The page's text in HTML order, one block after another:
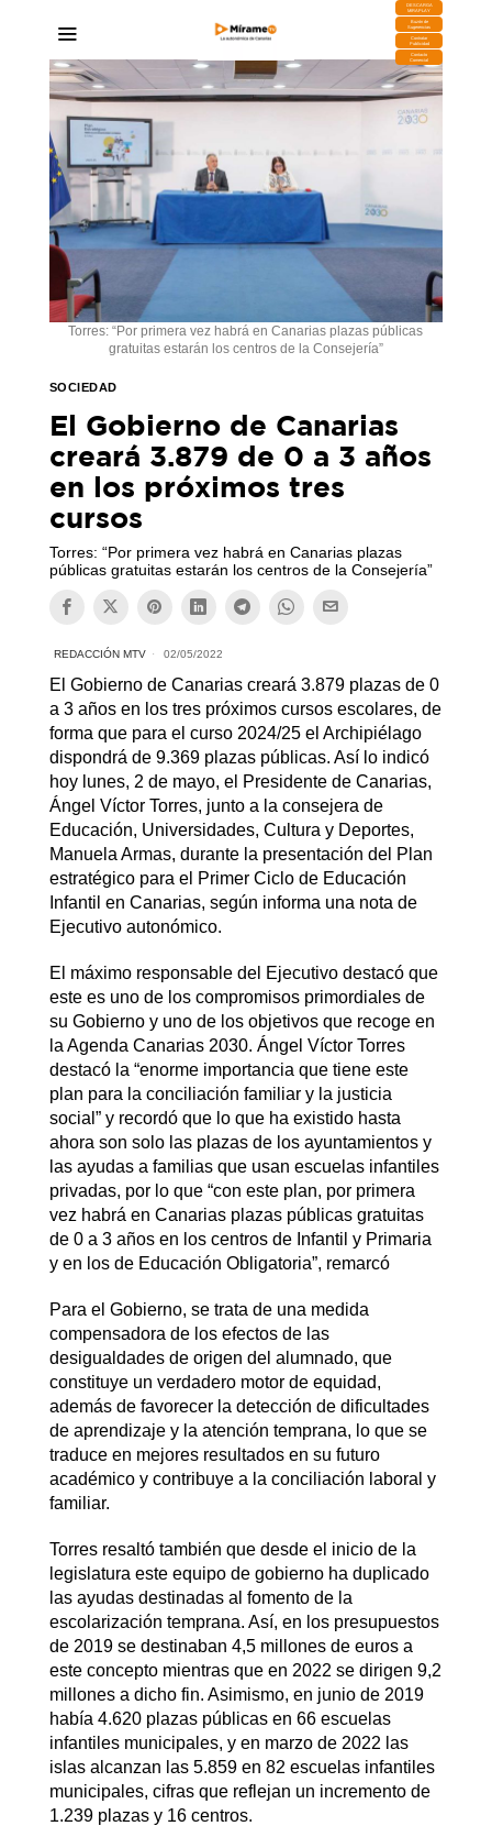
DESCARGA
MIRAPLAY
Buzón de
Sugerencias
Contratar
Publicidad
Contacto
Comercial
Torres: “Por primera vez habrá en Canarias plazas públicas
gratuitas estarán los centros de la Consejería”
SOCIEDAD
El Gobierno de Canarias
creará 3.879 de 0 a 3 años
en los próximos tres
cursos
Torres: “Por primera vez habrá en Canarias plazas
públicas gratuitas estarán los centros de la Consejería”
REDACCIÓN MTV 02/05/2022
El Gobierno de Canarias creará 3.879 plazas de 0
a 3 años en los tres próximos cursos escolares, de
forma que para el curso 2024/25 el Archipiélago
dispondrá de 9.369 plazas públicas. Así lo indicó
hoy lunes, 2 de mayo, el Presidente de Canarias,
Ángel Víctor Torres, junto a la consejera de
Educación, Universidades, Cultura y Deportes,
Manuela Armas, durante la presentación del Plan
estratégico para el Primer Ciclo de Educación
Infantil en Canarias, según informa una nota de
Ejecutivo autonómico.
El máximo responsable del Ejecutivo destacó que
este es uno de los compromisos primordiales de
su Gobierno y uno de los objetivos que recoge en
la Agenda Canarias 2030. Ángel Víctor Torres
destacó la “enorme importancia que tiene este
plan para la conciliación familiar y la justicia
social” y recordó que lo que ha existido hasta
ahora son solo las plazas de los ayuntamientos y
las ayudas a familias que usan escuelas infantiles
privadas, por lo que “con este plan, por primera
vez habrá en Canarias plazas públicas gratuitas
de 0 a 3 años en los centros de Infantil y Primaria
y en los de Educación Obligatoria”, remarcó
Para el Gobierno, se trata de una medida
compensadora de los efectos de las
desigualdades de origen del alumnado, que
constituye un verdadero motor de equidad,
además de favorecer la detección de dificultades
de aprendizaje y la atención temprana, lo que se
traduce en mejores resultados en su futuro
académico y contribuye a la conciliación laboral y
familiar.
Torres resaltó también que desde el inicio de la
legislatura este equipo de gobierno ha duplicado
las ayudas destinadas al fomento de la
escolarización temprana. Así, en los presupuestos
de 2019 se destinaban 4,5 millones de euros a
este concepto mientras que en 2022 se dirigen 9,2
millones a dicho fin. Asimismo, en junio de 2019
había 4.620 plazas públicas en 66 escuelas
infantiles municipales, y en marzo de 2022 las
islas alcanzan las 5.859 en 82 escuelas infantiles
municipales, cifras que reflejan un incremento de
1.239 plazas y 16 centros.